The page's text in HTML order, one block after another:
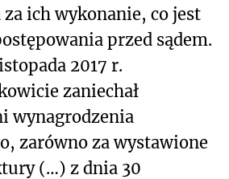
ich wykonanie, co jest
przed sądem.
2017 r.
zaniechał
wynagrodzenia
zarówno za wystawione
(…) z dnia 30